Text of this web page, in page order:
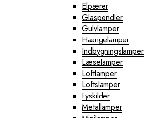
Elpærer
Glaspendler
Gulvlamper
Hængelamper
Indbygningslamper
Læselamper
Loftlamper
Loftslamper
Lyskilder
Metallamper